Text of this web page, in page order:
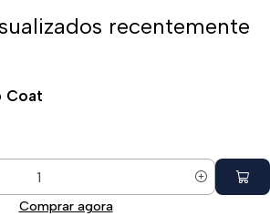
recentemente
Coat
Comprar agora